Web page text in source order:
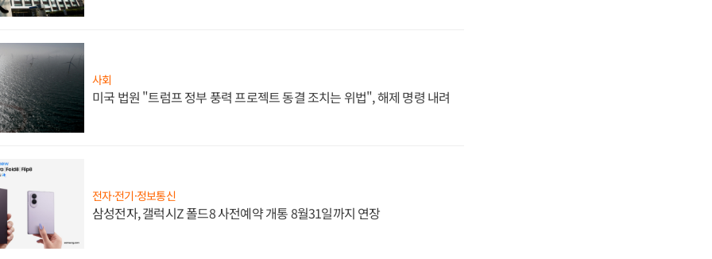
사회
미국 법원 "트럼프 정부 풍력 프로젝트 동결 조치는 위법", 해제 명령 내려
전자·전기·정보통신
삼성전자, 갤럭시Z 폴드8 사전예약 개통 8월31일까지 연장